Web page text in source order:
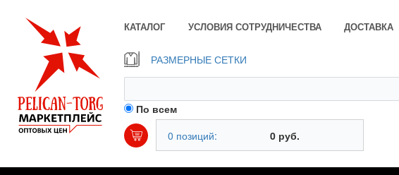
КАТАЛОГ УСЛОВИЯ СОТРУДНИЧЕСТВА ДОСТАВКА
РАЗМЕРНЫЕ СЕТКИ
По всем
0 позиций: 0 руб.